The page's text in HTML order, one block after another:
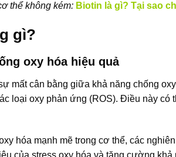
thể không kém: Biotin là gì? Tại sao
gì?
oxy hóa hiệu quả
mất cân bằng giữa khả năng chống
loại oxy phản ứng (ROS). Điều này có
hóa mạnh mẽ trong cơ thể, các
của stress oxy hóa và tăng cường khả